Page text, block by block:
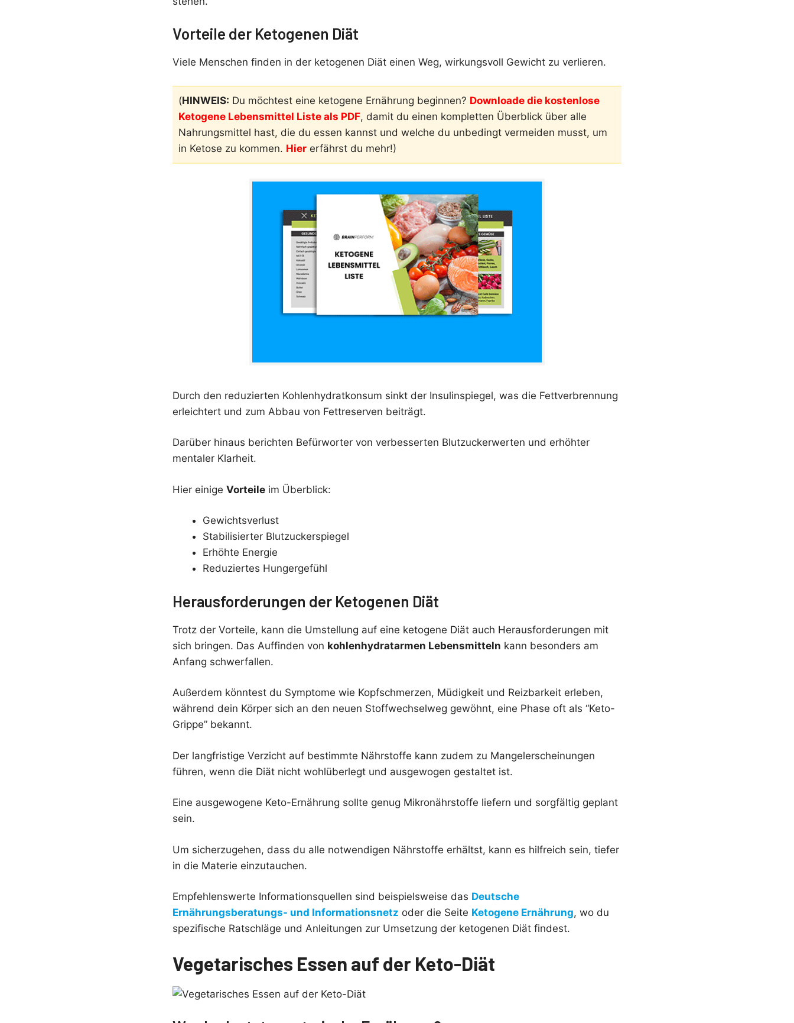
Vorteile der Ketogenen Diät
Viele Menschen finden in der ketogenen Diät einen Weg, wirkungsvoll Gewicht zu verlieren.
(HINWEIS: Du möchtest eine ketogene Ernährung beginnen? Downloade die kostenlose
Ketogene Lebensmittel Liste als PDF, damit du einen kompletten Überblick über alle
Nahrungsmittel hast, die du essen kannst und welche du unbedingt vermeiden musst, um
in Ketose zu kommen. Hier erfährst du mehr!)
Durch den reduzierten Kohlenhydratkonsum sinkt der Insulinspiegel, was die Fettverbrennung
erleichtert und zum Abbau von Fettreserven beiträgt.
Darüber hinaus berichten Befürworter von verbesserten Blutzuckerwerten und erhöhter
mentaler Klarheit.
Hier einige Vorteile im Überblick:
Gewichtsverlust
Stabilisierter Blutzuckerspiegel
Erhöhte Energie
Reduziertes Hungergefühl
Herausforderungen der Ketogenen Diät
Trotz der Vorteile, kann die Umstellung auf eine ketogene Diät auch Herausforderungen mit
sich bringen. Das Auffinden von kohlenhydratarmen Lebensmitteln kann besonders am
Anfang schwerfallen.
Außerdem könntest du Symptome wie Kopfschmerzen, Müdigkeit und Reizbarkeit erleben,
während dein Körper sich an den neuen Stoffwechselweg gewöhnt, eine Phase oft als “Keto-
Grippe” bekannt.
Der langfristige Verzicht auf bestimmte Nährstoffe kann zudem zu Mangelerscheinungen
führen, wenn die Diät nicht wohlüberlegt und ausgewogen gestaltet ist.
Eine ausgewogene Keto-Ernährung sollte genug Mikronährstoffe liefern und sorgfältig geplant
sein.
Um sicherzugehen, dass du alle notwendigen Nährstoffe erhältst, kann es hilfreich sein, tiefer
in die Materie einzutauchen.
Empfehlenswerte Informationsquellen sind beispielsweise das Deutsche
Ernährungsberatungs- und Informationsnetz oder die Seite Ketogene Ernährung, wo du
spezifische Ratschläge und Anleitungen zur Umsetzung der ketogenen Diät findest.
Vegetarisches Essen auf der Keto-Diät